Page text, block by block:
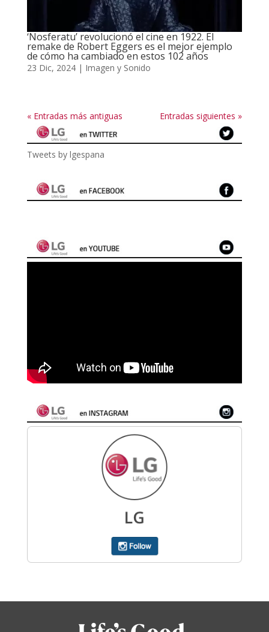
‘Nosferatu’ revolucionó el cine en 1922. El
remake de Robert Eggers es el mejor ejemplo
de cómo ha cambiado en estos 102 años
23 Dic, 2024| Imagen y Sonido
« Entradas más antiguas Entradas siguientes »
Tweets by lgespana